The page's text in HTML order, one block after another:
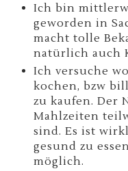
Ich bin
geworden in
macht tolle
natürlich auch
Ich versuche
kochen, bzw
zu kaufen. Der
Mahlzeiten
sind. Es ist
gesund zu
möglich.